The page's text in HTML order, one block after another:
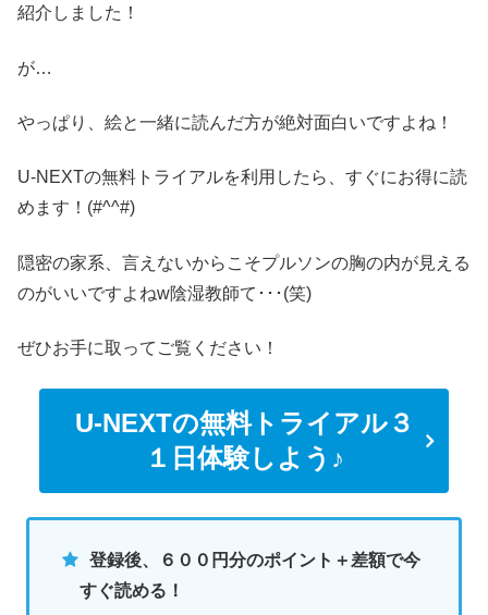
紹介しました！
が…
やっぱり、絵と一緒に読んだ方が絶対面白いですよね！
U-NEXTの無料トライアルを利用したら、すぐにお得に読
めます！(#^^#)
隠密の家系、言えないからこそプルソンの胸の内が見える
のがいいですよねw陰湿教師て･･･(笑)
ぜひお手に取ってご覧ください！
U-NEXTの無料トライアル３
１日体験しよう♪
登録後、６００円分のポイント＋差額で今
すぐ読める！